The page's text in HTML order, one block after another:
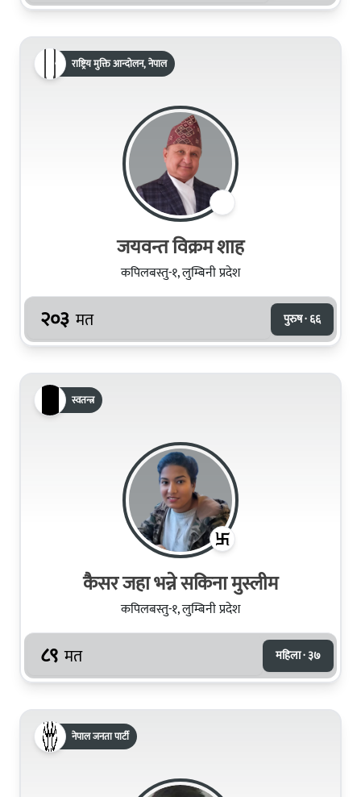
राष्ट्रिय मुक्ति आन्दोलन, नेपाल
जयवन्त विक्रम शाह
कपिलबस्तु-१, लुम्बिनी प्रदेश
२०३ मत पुरुष · ६६
स्वतन्त्र
कैसर जहा भन्ने सकिना मुस्लीम​
कपिलबस्तु-१, लुम्बिनी प्रदेश
८९ मत महिला · ३७
नेपाल जनता पार्टी